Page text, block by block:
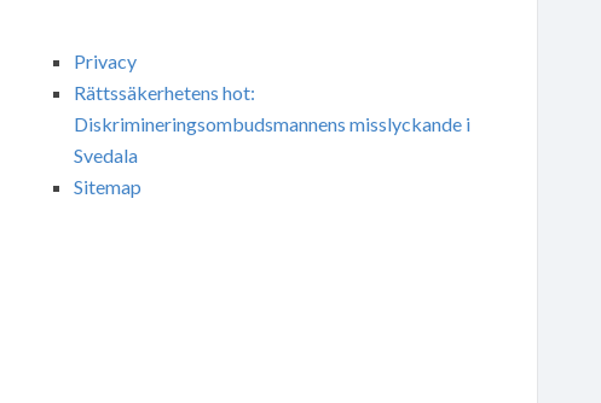
Privacy
Rättssäkerhetens hot:
Diskrimineringsombudsmannens misslyckande i
Svedala
Sitemap